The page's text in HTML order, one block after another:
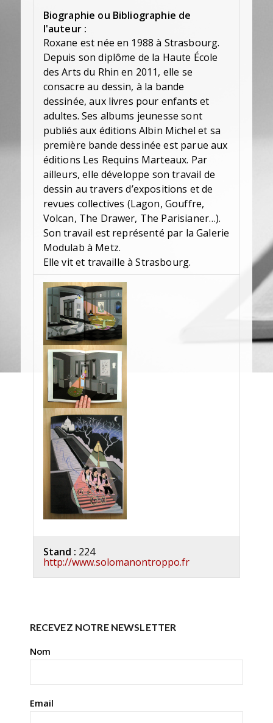
Biographie ou Bibliographie de
l'auteur :
Roxane est née en 1988 à Strasbourg.
Depuis son diplôme de la Haute École
des Arts du Rhin en 2011, elle se
consacre au dessin, à la bande
dessinée, aux livres pour enfants et
adultes. Ses albums jeunesse sont
publiés aux éditions Albin Michel et sa
première bande dessinée est parue aux
éditions Les Requins Marteaux. Par
ailleurs, elle développe son travail de
dessin au travers d’expositions et de
revues collectives (Lagon, Gouffre,
Volcan, The Drawer, The Parisianer…).
Son travail est représenté par la Galerie
Modulab à Metz.
Elle vit et travaille à Strasbourg.
Stand : 224
http://www.solomanontroppo.fr
RECEVEZ NOTRE NEWSLETTER
Nom
Email